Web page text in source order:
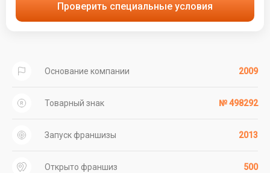
Проверить специальные условия
Основание компании 2009
Товарный знак № 498292
Запуск франшизы 2013
Открыто франшиз 500